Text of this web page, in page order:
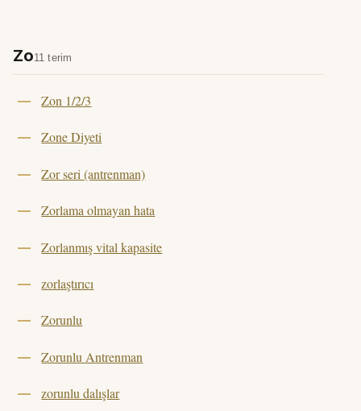
Zo11 terim
Zon 1/2/3
Zone Diyeti
Zor seri (antrenman)
Zorlama olmayan hata
Zorlanmış vital kapasite
zorlaştırıcı
Zorunlu
Zorunlu Antrenman
zorunlu dalışlar